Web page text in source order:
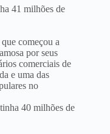
41 milhões de
começou a
por seus
comerciais de
e uma das
no
40 milhões de